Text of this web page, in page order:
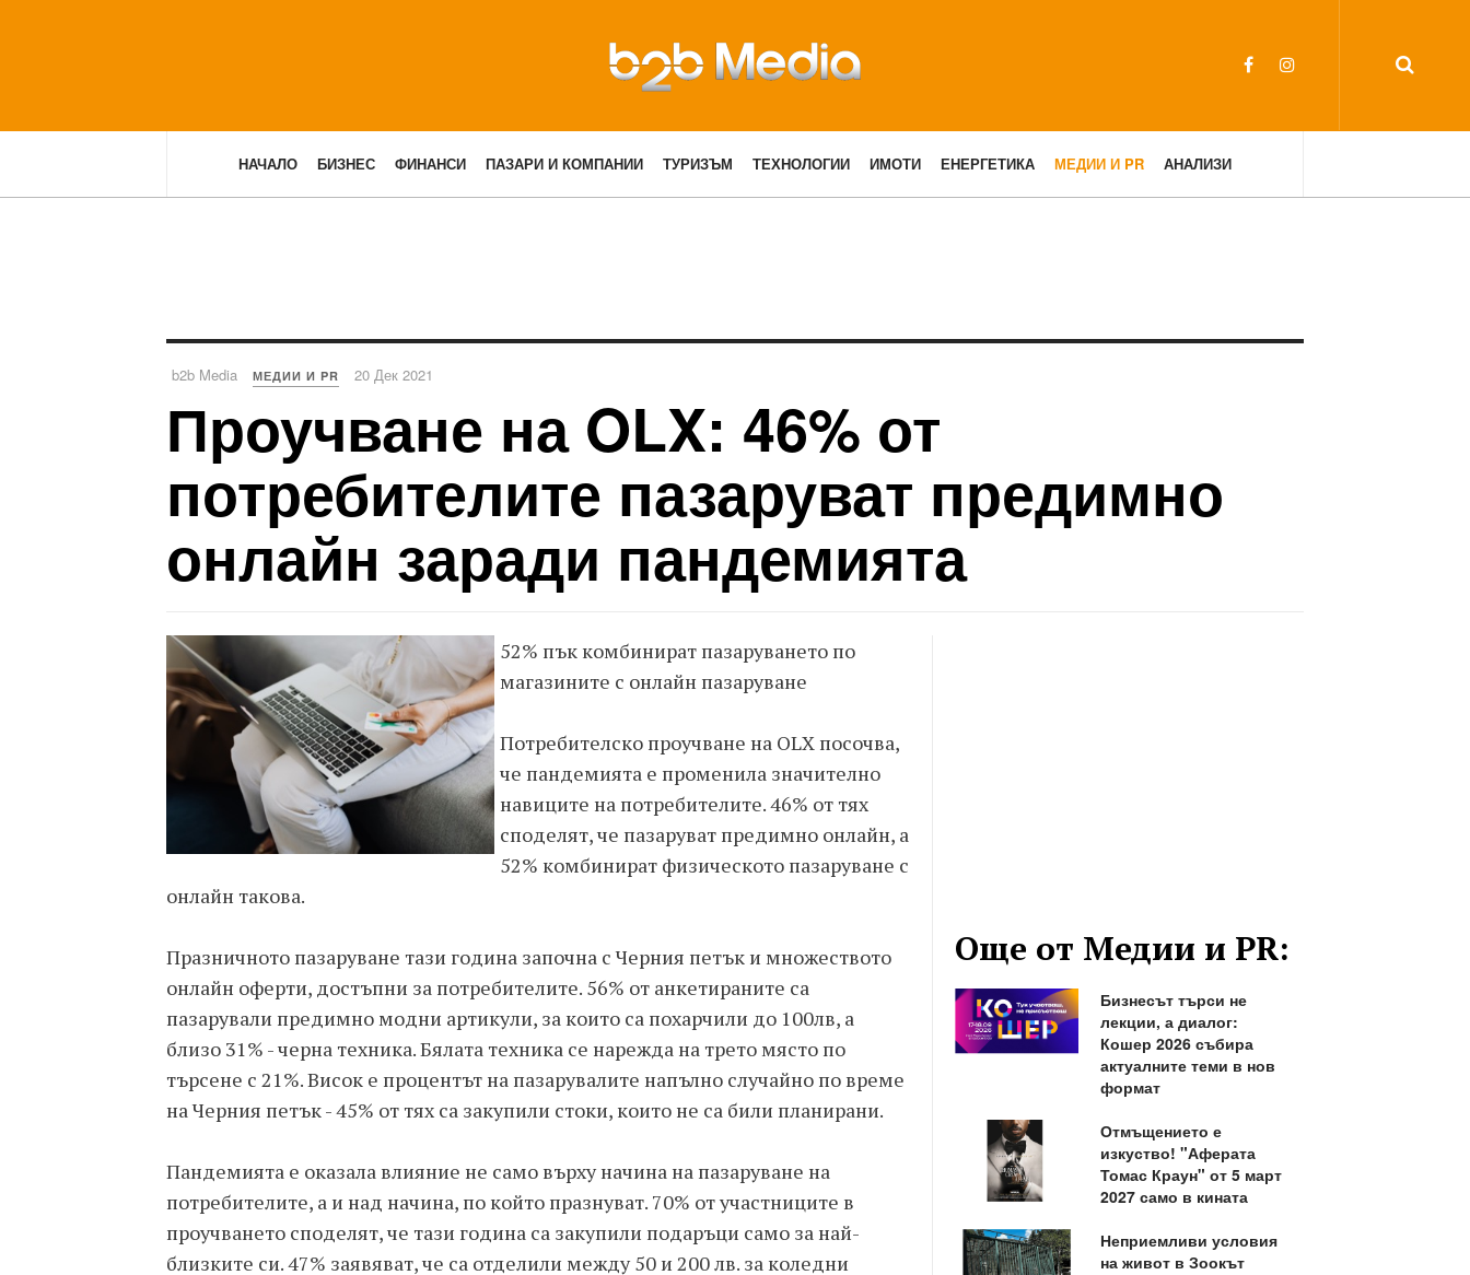
НАЧАЛО БИЗНЕС ФИНАНСИ ПАЗАРИ И КОМПАНИИ ТУРИЗЪМ ТЕХНОЛОГИИ ИМОТИ ЕНЕРГЕТИКА МЕДИИ И PR АНАЛИЗИ
b2b Media МЕДИИ И PR 20 Дек 2021
Проучване на OLX: 46% от
потребителите пазаруват предимно
онлайн заради пандемията
52% пък комбинират пазаруването по
магазините с онлайн пазаруване
Потребителско проучване на OLX посочва,
че пандемията е променила значително
навиците на потребителите. 46% от тях
споделят, че пазаруват предимно онлайн, а
52% комбинират физическото пазаруване с
онлайн такова.
Празничното пазаруване тази година започна с Черния петък и множеството
онлайн оферти, достъпни за потребителите. 56% от анкетираните са
пазарували предимно модни артикули, за които са похарчили до 100лв, а
близо 31% - черна техника. Бялата техника се нарежда на трето място по
търсене с 21%. Висок е процентът на пазарувалите напълно случайно по време
на Черния петък - 45% от тях са закупили стоки, които не са били планирани.
Пандемията е оказала влияние не само върху начина на пазаруване на
потребителите, а и над начина, по който празнуват. 70% от участниците в
проучването споделят, че тази година са закупили подаръци само за най-
близките си. 47% заявяват, че са отделили между 50 и 200 лв. за коледни
Още от Медии и PR:
Бизнесът търси не
лекции, а диалог:
Кошер 2026 събира
актуалните теми в нов
формат
Отмъщението е
изкуство! "Аферата
Томас Краун" от 5 март
2027 само в кината
Неприемливи условия
на живот в Зоокът